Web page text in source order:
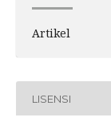
Artikel
LISENSI